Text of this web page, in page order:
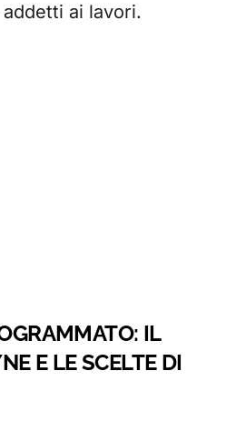
ai lavori.
IL
E LE SCELTE DI